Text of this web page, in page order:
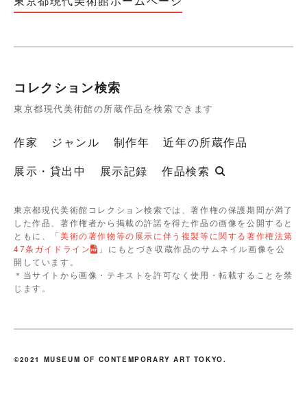
コレクション検索
東京都現代美術館の所蔵作品を検索できます
作家 ジャンル 制作年
近年の所蔵作品
展示・貸出中
展示記録 作品検索
東京都現代美術館コレクション検索では、著作権の保護期間が満了
した作品、著作権者から掲載の許諾を得た作品の画像を公開すると
ともに、「美術の著作物等の展示に伴う複製等に関する著作権法第
47条ガイドライン
」にもとづき収蔵作品のサムネイル画像を公
開しています。
＊当サイトから画像・テキストを許可なく使用・転載することを禁
じます。
©2021 MUSEUM OF CONTEMPORARY ART TOKYO.